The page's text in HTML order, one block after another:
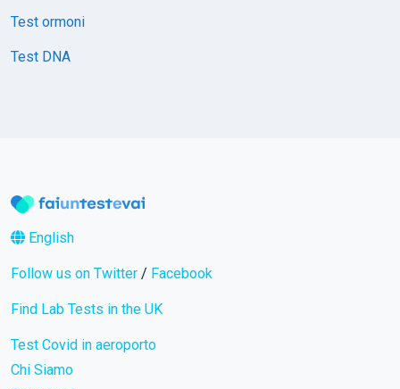
Test ormoni
Test DNA
English
Follow us on Twitter / Facebook
Find Lab Tests in the UK
Test Covid in aeroporto
Chi Siamo